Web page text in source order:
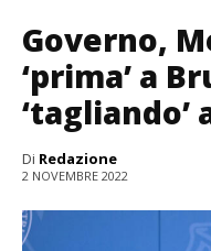
Governo,
‘prima’ a
‘tagliando’
Di Redazione
2 NOVEMBRE 2022